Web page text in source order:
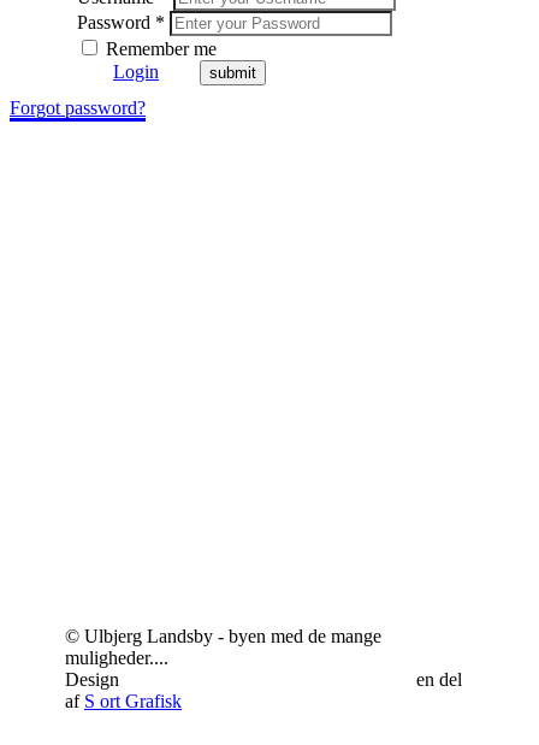
Password *
Remember me
Login
Forgot password?
© Ulbjerg Landsby - byen med de mange
muligheder....
Design
en del
af S ort Grafisk